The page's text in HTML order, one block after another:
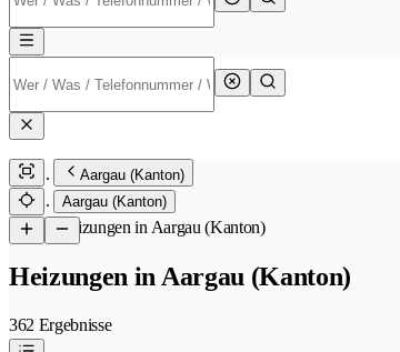
Aargau (Kanton)
Aargau (Kanton)
/Heizungen in Aargau (Kanton)
Heizungen in Aargau (Kanton)
362 Ergebnisse